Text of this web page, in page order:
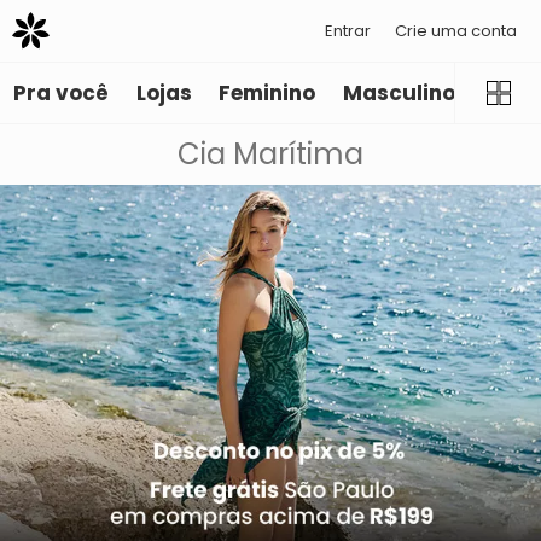
Entrar Crie uma conta
Pra você Lojas Feminino Masculino
Cia Marítima